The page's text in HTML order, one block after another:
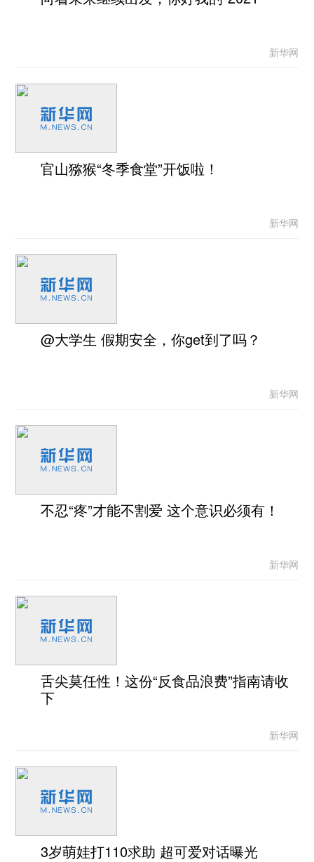
新华网
官山猕猴“冬季食堂”开饭啦！
新华网
@大学生 假期安全，你get到了吗？
新华网
不忍“疼”才能不割爱 这个意识必须有！
新华网
舌尖莫任性！这份“反食品浪费”指南请收
下
新华网
3岁萌娃打110求助 超可爱对话曝光